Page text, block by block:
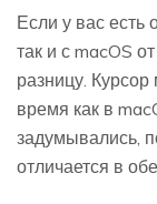
Если у вас есть
так и с macOS
разницу.
время как в
задумывались,
отличается в